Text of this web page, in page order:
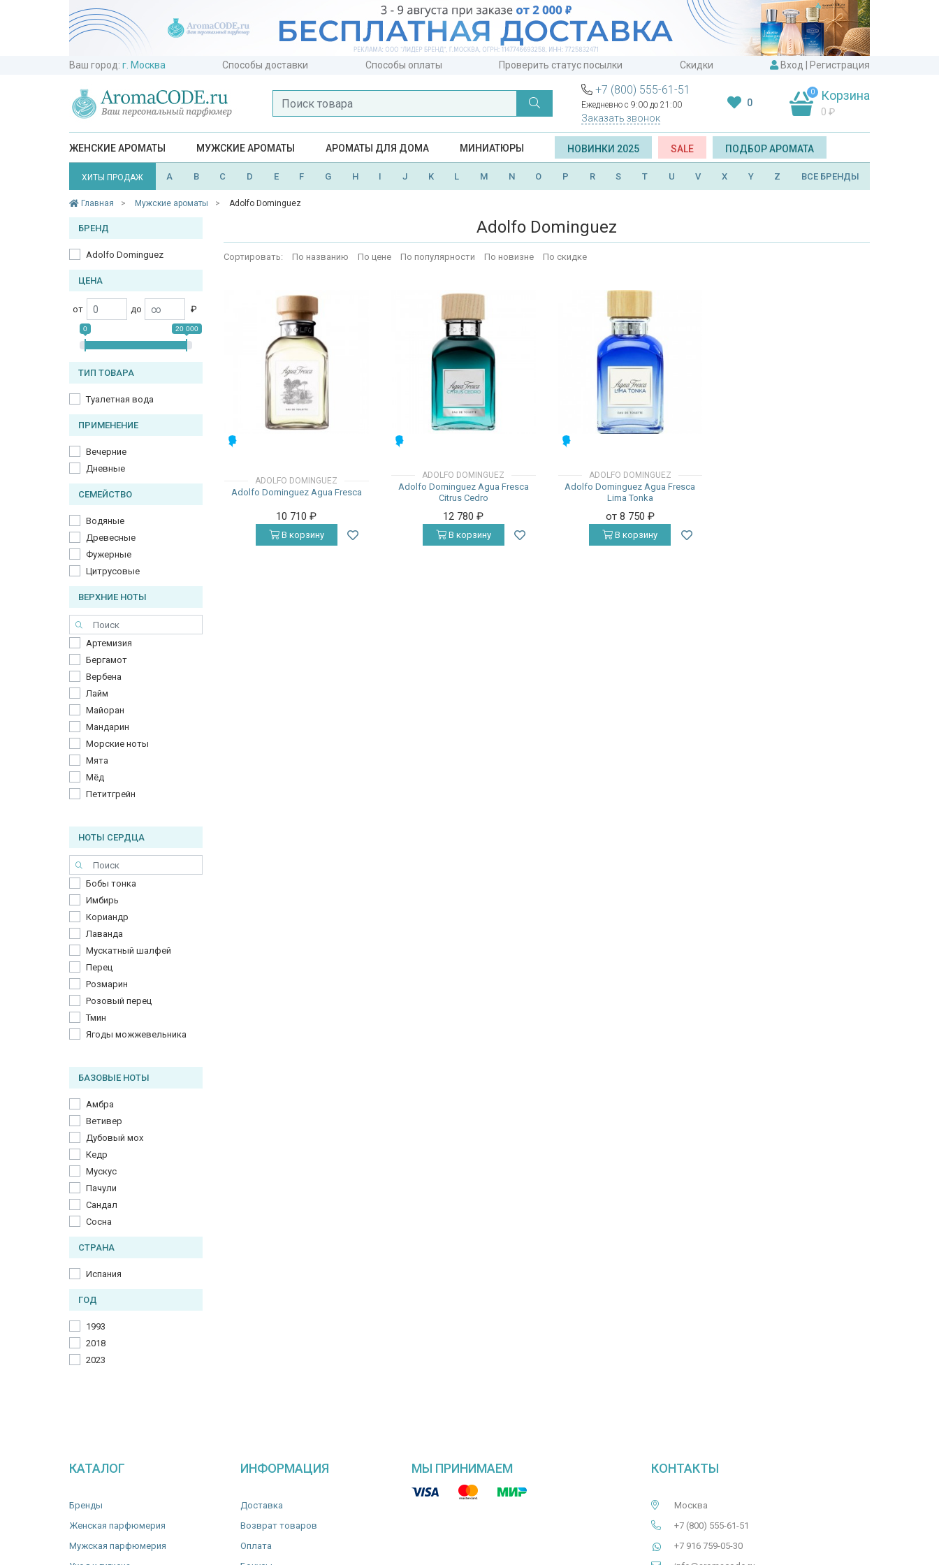
Ваш город: г. Москва Способы доставки Способы оплаты Проверить статус посылки Скидки Вход Регистрация
+7 (800) 555-61-51
Ежедневно с 9:00 до 21:00
Заказать звонок
0
0 Корзина
0 ₽
ЖЕНСКИЕ АРОМАТЫ МУЖСКИЕ АРОМАТЫ АРОМАТЫ ДЛЯ ДОМА МИНИАТЮРЫ НОВИНКИ 2025 SALE ПОДБОР АРОМАТА
ХИТЫ ПРОДАЖ A B C D E F G H I J K L M N O P R S T U V X Y Z ВСЕ БРЕНДЫ
Главная Мужские ароматы Adolfo Dominguez
БРЕНД
Adolfo Dominguez
ЦЕНА
от до ₽
0 20 000
ТИП ТОВАРА
Туалетная вода
ПРИМЕНЕНИЕ
Вечерние
Дневные
СЕМЕЙСТВО
Водяные
Древесные
Фужерные
Цитрусовые
ВЕРХНИЕ НОТЫ
Артемизия
Бергамот
Вербена
Лайм
Майоран
Мандарин
Морские ноты
Мята
Мёд
Петитгрейн
НОТЫ СЕРДЦА
Бобы тонка
Имбирь
Кориандр
Лаванда
Мускатный шалфей
Перец
Розмарин
Розовый перец
Тмин
Ягоды можжевельника
БАЗОВЫЕ НОТЫ
Амбра
Ветивер
Дубовый мох
Кедр
Мускус
Пачули
Сандал
Сосна
СТРАНА
Испания
ГОД
1993
2018
2023
Adolfo Dominguez
Сортировать: По названию По цене По популярности По новизне По скидке
ADOLFO DOMINGUEZ
Adolfo Dominguez Agua Fresca
10 710₽
В корзину
ADOLFO DOMINGUEZ
Adolfo Dominguez Agua Fresca
Citrus Cedro
12 780₽
В корзину
ADOLFO DOMINGUEZ
Adolfo Dominguez Agua Fresca
Lima Tonka
от 8 750 ₽
В корзину
КАТАЛОГ
Бренды
Женская парфюмерия
Мужская парфюмерия
ИНФОРМАЦИЯ
Доставка
Возврат товаров
Оплата
МЫ ПРИНИМАЕМ КОНТАКТЫ
Москва
+7 (800) 555-61-51
+7 916 759-05-30